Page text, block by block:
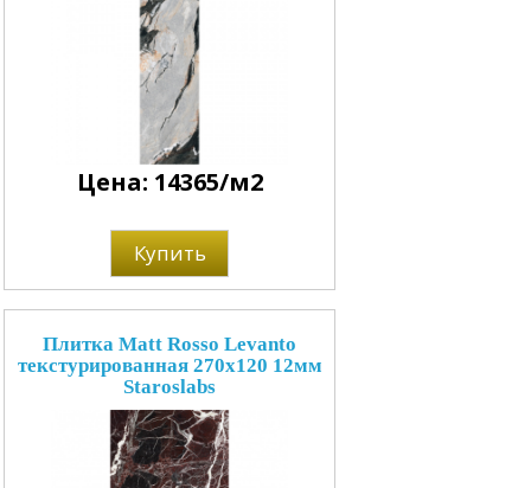
Цена: 14365/м2
Купить
Плитка Matt Rosso Levanto
текстурированная 270x120 12мм
Staroslabs